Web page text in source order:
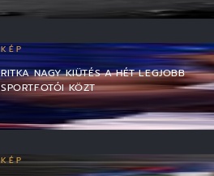
KÉP
RITKA NAGY KIÜTÉS A HÉT LEGJOBB
SPORTFOTÓI KÖZT
KÉP